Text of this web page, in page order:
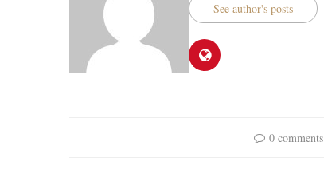
See author's posts
0 comments